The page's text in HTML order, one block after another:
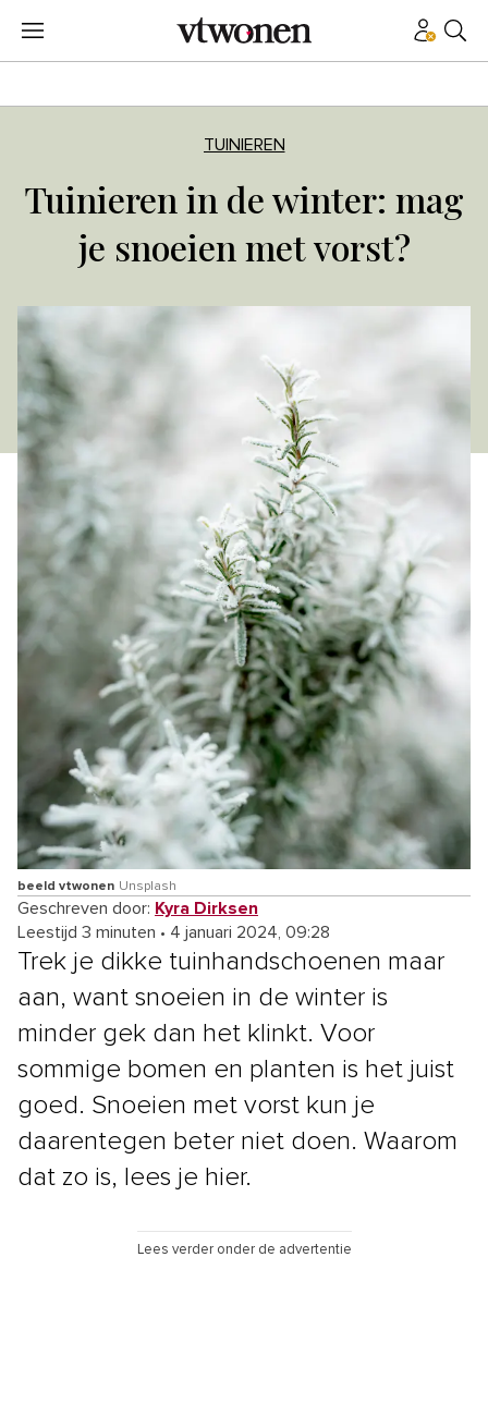
TUINIEREN
Tuinieren in de winter: mag
je snoeien met vorst?
beeld vtwonen Unsplash
Geschreven door: Kyra Dirksen
Leestijd 3 minuten • 4 januari 2024, 09:28
Trek je dikke tuinhandschoenen maar
aan, want snoeien in de winter is
minder gek dan het klinkt. Voor
sommige bomen en planten is het juist
goed. Snoeien met vorst kun je
daarentegen beter niet doen. Waarom
dat zo is, lees je hier.
Lees verder onder de advertentie